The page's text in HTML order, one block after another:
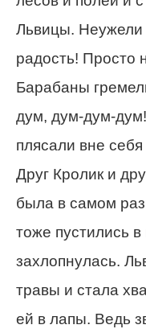
Львицы. Неужели
радость! Просто
Барабаны
дум, дум-дум-
плясали вне себя
Друг Кролик и
была в самом
тоже пустились
захлопнулась.
травы и стала
ей в лапы. Ведь